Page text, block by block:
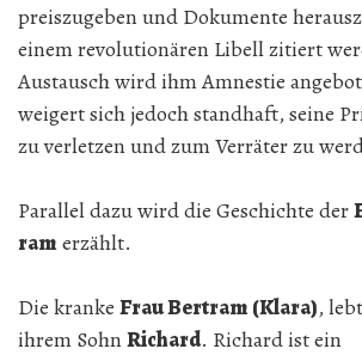
preiszugeben und Dokumente
einem revolutionären Libell zitiert
Austausch wird ihm Amnestie
weigert sich jedoch standhaft, seine
zu verletzen und zum Verräter zu
Parallel dazu wird die Geschichte der
ram erzählt.
Die kranke Frau Bert­ram (Klara),
ihrem SohnRichard. Richard ist ein